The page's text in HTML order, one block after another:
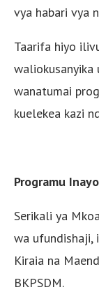
vya habari vya
Taarifa hiyo
waliokusanyika
wanatumai
kuelekea kazi
Programu
Serikali ya
wa ufundishaji,
Kiraia na
BKPSDM.